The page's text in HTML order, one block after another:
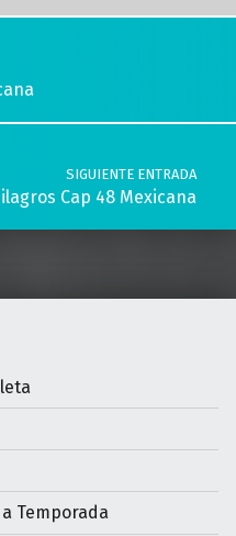
SIGUIENTE ENTRADA
Cap 48 Mexicana
Temporada